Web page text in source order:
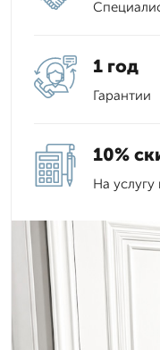
1 год
Гарантии
10%
На